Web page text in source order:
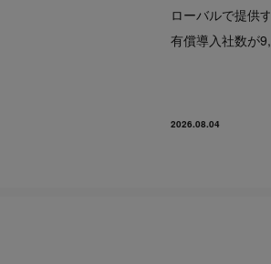
ローバルで提供
有償導入社数が
2026.08.04